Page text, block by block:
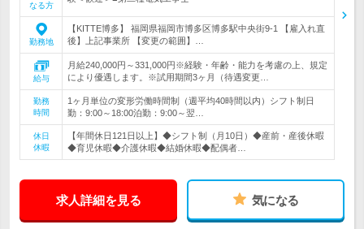
なる方
勤務地
【KITTE博多】 福岡県福岡市博多区博多駅中央街9-1 【雇入れ直
後】上記事業所 【変更の範囲】…
給与
月給240,000円～331,000円※経験・年齢・能力を考慮の上、規定
により優遇します。※試用期間3ヶ月（待遇変更…
勤務
時間
1ヶ月単位の変形労働時間制（週平均40時間以内）シフト制日
勤：9:00～18:00泊勤：9:00～翌…
休日
休暇
【年間休日121日以上】◆シフト制（月10日）◆産前・産後休暇
◆育児休暇◆介護休暇◆結婚休暇◆配偶者…
求人詳細を見る 気になる